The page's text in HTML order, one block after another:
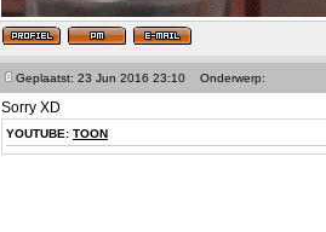
Geplaatst: 23 Jun 2016 23:10 Onderwerp:
Sorry XD
YOUTUBE: TOON